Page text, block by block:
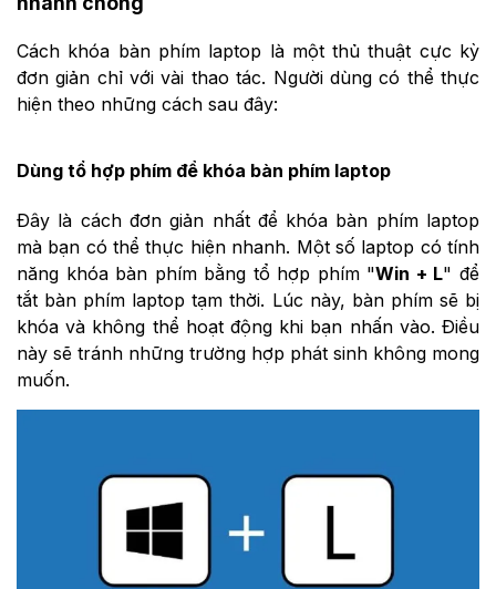
Cách khóa bàn phím laptop là một thủ thuật cực kỳ
đơn giản chỉ với vài thao tác. Người dùng có thể thực
hiện theo những cách sau đây:
Dùng tổ hợp phím để khóa bàn phím laptop
Đây là cách đơn giản nhất để khóa bàn phím laptop
mà bạn có thể thực hiện nhanh. Một số laptop có tính
năng khóa bàn phím bằng tổ hợp phím "Win + L" để
tắt bàn phím laptop tạm thời. Lúc này, bàn phím sẽ bị
khóa và không thể hoạt động khi bạn nhấn vào. Điều
này sẽ tránh những trường hợp phát sinh không mong
muốn.